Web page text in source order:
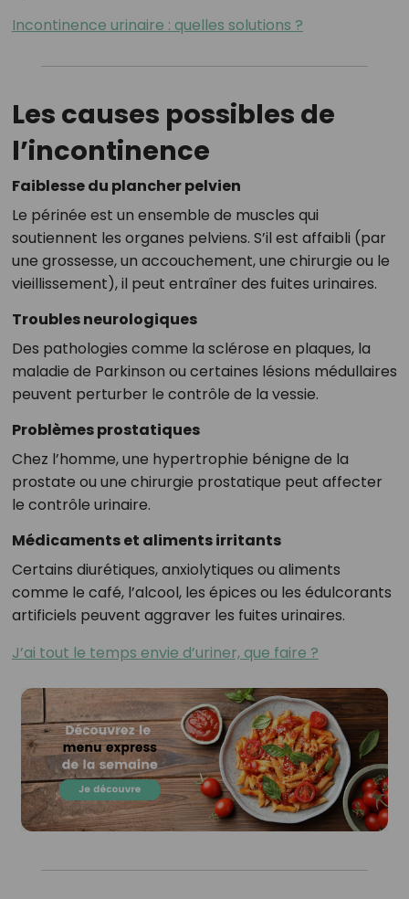
Incontinence urinaire : quelles solutions ?
Les causes possibles de
l’incontinence
Faiblesse du plancher pelvien
Le périnée est un ensemble de muscles qui
soutiennent les organes pelviens. S’il est affaibli (par
une grossesse, un accouchement, une chirurgie ou le
vieillissement), il peut entraîner des fuites urinaires.
Troubles neurologiques
Des pathologies comme la sclérose en plaques, la
maladie de Parkinson ou certaines lésions médullaires
peuvent perturber le contrôle de la vessie.
Problèmes prostatiques
Chez l’homme, une hypertrophie bénigne de la
prostate ou une chirurgie prostatique peut affecter
le contrôle urinaire.
Médicaments et aliments irritants
Certains diurétiques, anxiolytiques ou aliments
comme le café, l’alcool, les épices ou les édulcorants
artificiels peuvent aggraver les fuites urinaires.
J’ai tout le temps envie d’uriner, que faire ?